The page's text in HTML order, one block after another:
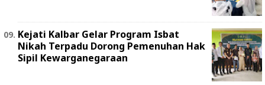
Kejati Kalbar Gelar Program Isbat
Nikah Terpadu Dorong Pemenuhan Hak
Sipil Kewarganegaraan